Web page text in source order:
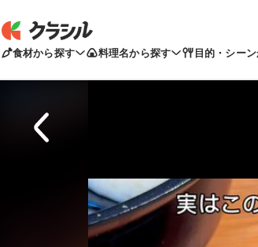
食材から探す 料理名から探す 目的・シー